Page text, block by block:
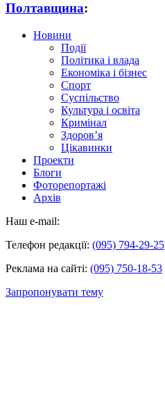
Полтавщина:
Новини
Події
Політика і влада
Економіка і бізнес
Спорт
Суспільство
Культура і освіта
Кримінал
Здоров’я
Цікавинки
Проекти
Блоги
Фоторепортажі
Архів
Наш e-mail:
Телефон редакції: (095) 794-29-25
Реклама на сайті: (095) 750-18-53
Запропонувати тему